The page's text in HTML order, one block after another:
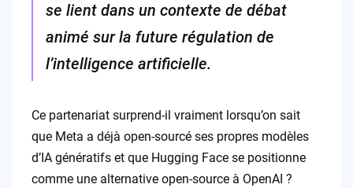
se lient dans un contexte de débat
animé sur la future régulation de
l’intelligence artificielle.
Ce partenariat surprend-il vraiment lorsqu’on sait
que Meta a déjà open-sourcé ses propres modèles
d’IA génératifs et que Hugging Face se positionne
comme une alternative open-source à OpenAI ?